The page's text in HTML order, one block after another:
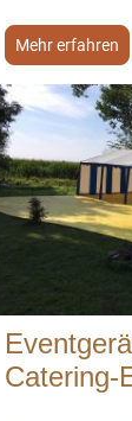
Mehr erfahren
Catering-